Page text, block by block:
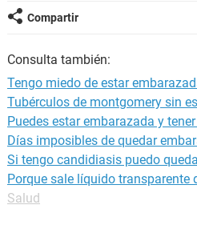
Siento palpitaciones en el
vientre
acabo de iniciar mi vida.sexual
o porque estoy embarazada :( :(
necesito ayuda
Compartir
Consulta también:
Tengo miedo de estar
Tubérculos de montgomery sin
Puedes estar embarazada y
Días imposibles de quedar
Si tengo candidiasis puedo
Porque sale líquido transparente
Salud